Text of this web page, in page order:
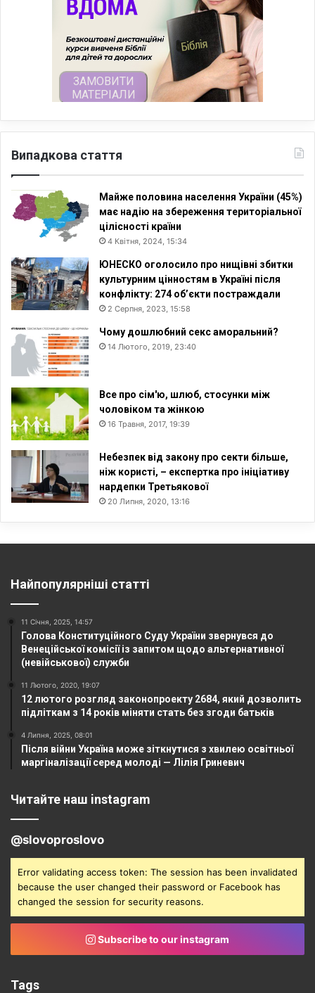
Випадкова стаття
Майже половина населення України (45%)
має надію на збереження територіальної
цілісності країни
4 Квітня, 2024, 15:34
ЮНЕСКО оголосило про нищівні збитки
культурним цінностям в Україні після
конфлікту: 274 об’єкти постраждали
2 Серпня, 2023, 15:58
Чому дошлюбний секс аморальний?
14 Лютого, 2019, 23:40
Все про сім'ю, шлюб, стосунки між
чоловіком та жінкою
16 Травня, 2017, 19:39
Небезпек від закону про секти більше,
ніж користі, – експертка про ініціативу
нардепки Третьякової
20 Липня, 2020, 13:16
Найпопулярніші статті
11 Січня, 2025, 14:57
Голова Конституційного Суду України звернувся до
Венеційської комісії із запитом щодо альтернативної
(невійськової) служби
11 Лютого, 2020, 19:07
12 лютого розгляд законопроекту 2684, який дозволить
підліткам з 14 років міняти стать без згоди батьків
4 Липня, 2025, 08:01
Після війни Україна може зіткнутися з хвилею освітньої
маргіналізації серед молоді — Лілія Гриневич
Читайте наш instagram
@slovoproslovo
Error validating access token: The session has been invalidated
because the user changed their password or Facebook has
changed the session for security reasons.
Subscribe to our instagram
Tags